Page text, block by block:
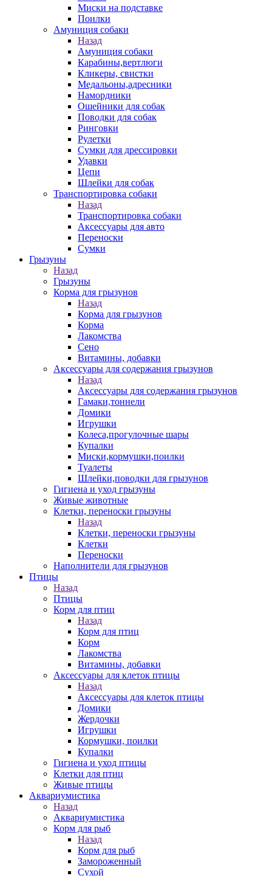
Миски на подставке
Поилки
Амуниция собаки
Назад
Амуниция собаки
Карабины,вертлюги
Кликеры, свистки
Медальоны,адресники
Намордники
Ошейники для собак
Поводки для собак
Ринговки
Рулетки
Сумки для дрессировки
Удавки
Цепи
Шлейки для собак
Транспортировка собаки
Назад
Транспортировка собаки
Аксессуары для авто
Переноски
Сумки
Грызуны
Назад
Грызуны
Корма для грызунов
Назад
Корма для грызунов
Корма
Лакомства
Сено
Витамины, добавки
Аксессуары для содержания грызунов
Назад
Аксессуары для содержания грызунов
Гамаки,тоннели
Домики
Игрушки
Колеса,прогулочные шары
Купалки
Миски,кормушки,поилки
Туалеты
Шлейки,поводки для грызунов
Гигиена и уход грызуны
Живые животные
Клетки, переноски грызуны
Назад
Клетки, переноски грызуны
Клетки
Переноски
Наполнители для грызунов
Птицы
Назад
Птицы
Корм для птиц
Назад
Корм для птиц
Корм
Лакомства
Витамины, добавки
Аксессуары для клеток птицы
Назад
Аксессуары для клеток птицы
Домики
Жердочки
Игрушки
Кормушки, поилки
Купалки
Гигиена и уход птицы
Клетки для птиц
Живые птицы
Аквариумистика
Назад
Аквариумистика
Корм для рыб
Назад
Корм для рыб
Замороженный
Сухой